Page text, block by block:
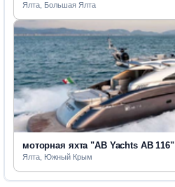
Ялта, Большая Ялта
моторная яхта "AB Yachts AB 116"
Ялта, Южный Крым